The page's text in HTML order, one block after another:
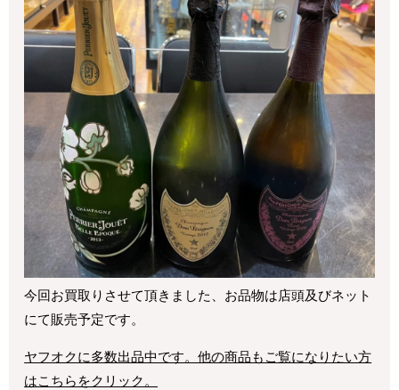
今回お買取りさせて頂きました、お品物は店頭及びネット
にて販売予定です。
ヤフオクに多数出品中です。他の商品もご覧になりたい方
はこちらをクリック。